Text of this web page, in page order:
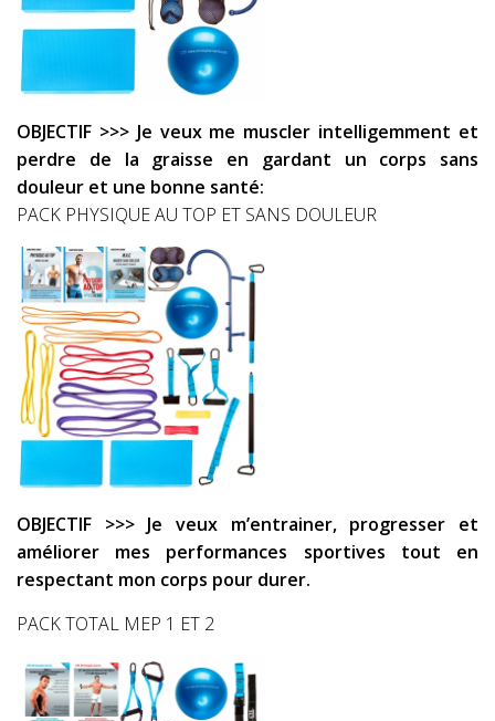
OBJECTIF >>> Je veux me muscler intelligemment et
perdre de la graisse en gardant un corps sans
douleur et une bonne santé:
PACK PHYSIQUE AU TOP ET SANS DOULEUR
OBJECTIF >>> Je veux m’entrainer, progresser et
améliorer mes performances sportives tout en
respectant mon corps pour durer.
PACK TOTAL MEP 1 ET 2